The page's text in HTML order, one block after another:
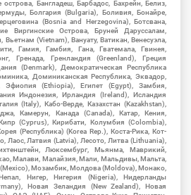
Бангладеш, Барбадос, Бахрейн, Белиз,
Болгария (Bulgaria), Боливия, Бонайре,
(Bosnia and Herzegovina), Ботсвана,
Виргинские Острова, Бруней Даруссалам,
Вьетнам (Vietnam), Вануату, Ватикан, Венесуэла,
Гамия, Гамбия, Гана, Гватемала, Гвинея,
Гренада, Гренландия (Greenland), Греция
(Denmark), Демократическая Республика
Доминиканская Республика, Эквадор,
Эфиопия (Ethiopia), Египет (Egypt), Замбия,
Индонезия, Ирландия (Ireland), Исландия
(Italy), Кабо-Верде, Казахстан (Kazakhstan),
Камерун, Канада (Canada), Катар, Кения,
(Cyprus), Кирибати, Колумбия (Colombia),
(Республика) (Korea Rep.), Коста-Рика, Кот-
Лаос, Латвия (Latvia), Лесото, Литва (Lithuania),
Люксембург, Мьянма, Маврикий,
Малави, Малайзия, Мали, Мальдивы, Мальта,
Мозамбик, Молдова (Moldova), Монако,
Нигер, Нигерия (Nigeria), Нидерланды
Новая Зеландия (New Zealand), Новая